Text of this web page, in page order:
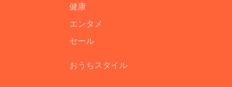
健康
エンタメ
セール
おうちスタイル